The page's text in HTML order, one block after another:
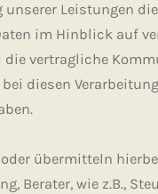
Leistungen
im Hinblick auf
die vertragliche
diesen
übermitteln
Berater, wie z.B.,